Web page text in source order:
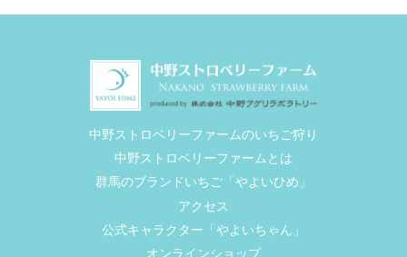
中野ストロベリーファームのいちご狩り
中野ストロベリーファームとは
群馬のブランドいちご「やよいひめ」
アクセス
公式キャラクター「やよいちゃん」
オンラインショップ